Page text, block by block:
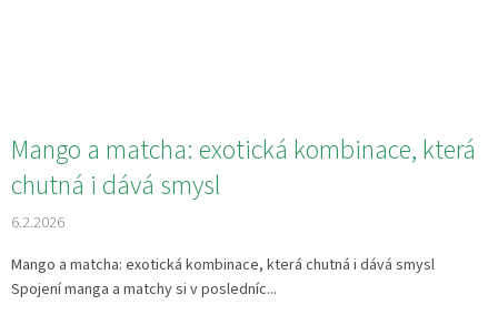
Mango a matcha: exotická kombinace, která
chutná i dává smysl
6.2.2026
Mango a matcha: exotická kombinace, která chutná i dává smysl
Spojení manga a matchy si v posledníc...